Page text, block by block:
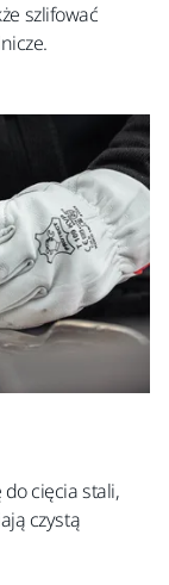
szlifować
cięcia stali,
czystą